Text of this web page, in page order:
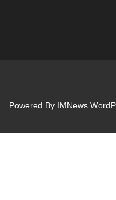
Powered By IMNews